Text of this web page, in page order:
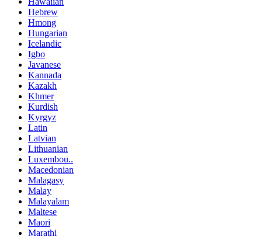
Hebrew
Hmong
Hungarian
Icelandic
Igbo
Javanese
Kannada
Kazakh
Khmer
Kurdish
Kyrgyz
Latin
Latvian
Lithuanian
Luxembou..
Macedonian
Malagasy
Malay
Malayalam
Maltese
Maori
Marathi